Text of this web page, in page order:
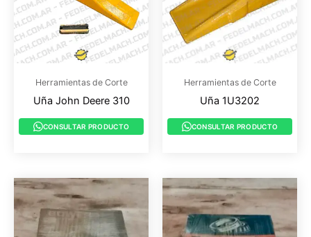
Herramientas de Corte
Uña John Deere 310
CONSULTAR PRODUCTO
Herramientas de Corte
Uña 1U3202
CONSULTAR PRODUCTO